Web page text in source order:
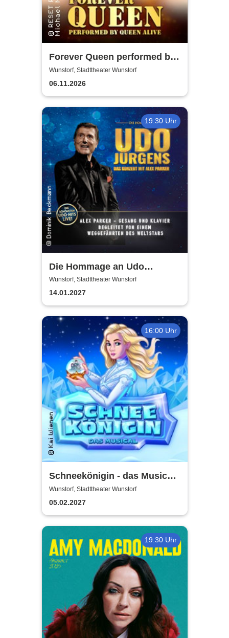
Forever Queen performed by
Queen Alive
Wunstorf, Stadttheater Wunstorf
06.11.2026
19:30 Uhr
Die Hommage an Udo
Jürgens - Das Konzert mit
Alex Parker
Wunstorf, Stadttheater Wunstorf
14.01.2027
16:00 Uhr
Schneekönigin - das Musical |
Theater Liberi
Wunstorf, Stadttheater Wunstorf
05.02.2027
19:30 Uhr